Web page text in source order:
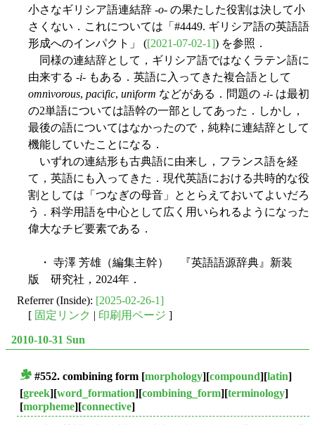
小さなギリシア語連結辞 -o- の果たした役割は決して小
さくない．これについては「#4449. ギリシア語の英語語
形成へのインパクト」 ([2021-07-02-1]) を参照．
同様の連結辞として，ギリシア語ではなくラテン語に
由来する -i- もある．英語に入ってきた複合語として
omnivorous, pacific, uniform などがある．問題の -i- は最初
の2単語については語幹の一部としてあった．しかし，
最後の語についてはなかったので，純粋に連結辞として
機能していたことになる．
いずれの連結形も古典語に由来し，フランス語を経
て，英語にも入ってきた．現代英語における共時的な役
割としては「つなぎの母音」ととらえておいてよいだろ
う．科学用語を中心として広く用いられるようになった
偉大なチビ要素である．
・ 寺澤 芳雄（編集主幹） 『英語語源辞典』新装
版 研究社，2024年．
Referrer (Inside): [2025-02-26-1]
[ 固定リンク | 印刷用ページ ]
2010-10-31 Sun
#552. combining form [morphology][compound][latin]
[greek][word_formation][combining_form][terminology]
[morpheme][connective]